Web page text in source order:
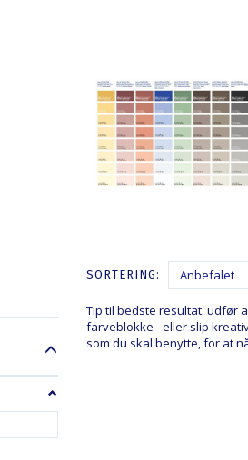
SKIFTE
SORTERING:
Tip til bedste resultat: udfør
farveblokke - eller slip
som du skal benytte, for at